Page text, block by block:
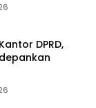
DPRD,